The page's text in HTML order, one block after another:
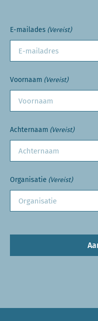
E-mailades (Vereist)
Voornaam (Vereist)
Achternaam (Vereist)
Organisatie (Vereist)